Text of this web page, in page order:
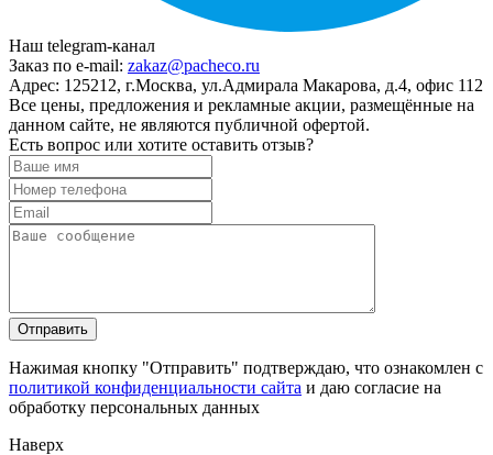
Наш telegram-канал
Заказ по e-mail: zakaz@pacheco.ru
Адрес: 125212, г.Москва, ул.Адмирала Макарова, д.4, офис 112
Все цены, предложения и рекламные акции, размещённые на
данном сайте, не являются публичной офертой.
Есть вопрос или хотите оставить отзыв?
Нажимая кнопку "Отправить" подтверждаю, что ознакомлен с
политикой конфиденциальности сайта и даю согласие на
обработку персональных данных
Наверх